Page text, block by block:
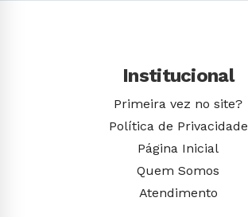
Institucional
Primeira vez no site?
Política de Privacidade
Página Inicial
Quem Somos
Atendimento